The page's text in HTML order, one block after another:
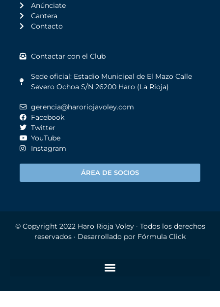
Anúnciate
Cantera
Contacto
Contactar con el Club
Sede oficial: Estadio Municipal de El Mazo Calle
Severo Ochoa S/N 26200 Haro (La Rioja)
gerencia@haroriojavoley.com
Facebook
Twitter
YouTube
Instagram
ÁREA DE SOCIOS
© Copyright 2022 Haro Rioja Voley· Todos los derechos
reservados · Desarrollado por Fórmula Click